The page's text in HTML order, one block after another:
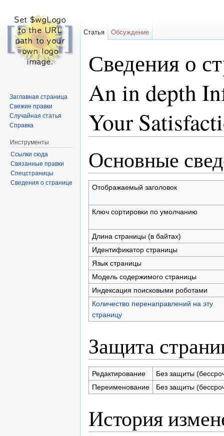
Сведения о
An in depth
Your
Основные
Отображаемый заголовок
Ключ сортировки по умолчанию
Длина страницы (в байтах)
Идентификатор страницы
Язык страницы
Модель содержимого страницы
Индексация поисковыми роботами
Количество перенаправлений на эту
страницу
Защита
Редактирование
Без защиты
Переименование
Без защиты
История
Статья Обсуждение
Заглавная страница
Свежие правки
Случайная статья
Справка
Инструменты
Ссылки сюда
Связанные правки
Спецстраницы
Сведения о странице